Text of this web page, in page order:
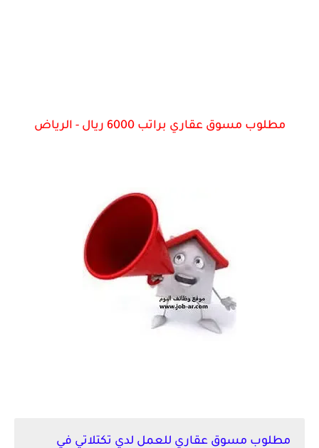
مطلوب مسوق عقاري براتب 6000 ريال - الرياض
مطلوب مسوق عقاري للعمل لدي تكتلاتي في